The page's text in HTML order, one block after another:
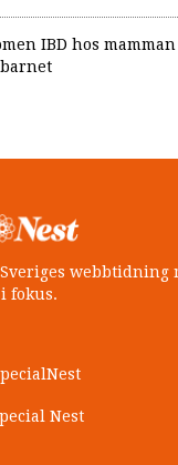
IBD hos
webbtidning
fokus.
Nest